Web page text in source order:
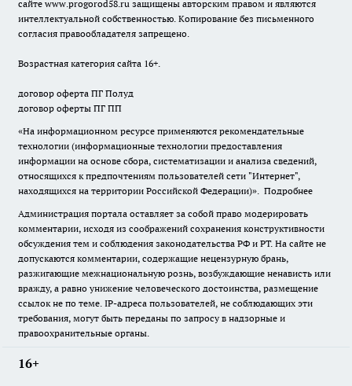
сайте www.progorod58.ru защищены авторским правом и являются
интеллектуальной собственностью. Копирование без письменного
согласия правообладателя запрещено.
Возрастная категория сайта 16+.
договор оферта ПГ Полуд
договор оферты ПГ ПП
«На информационном ресурсе применяются рекомендательные
технологии (информационные технологии предоставления
информации на основе сбора, систематизации и анализа сведений,
относящихся к предпочтениям пользователей сети "Интернет",
находящихся на территории Российской Федерации)». Подробнее
Администрация портала оставляет за собой право модерировать
комментарии, исходя из соображений сохранения конструктивности
обсуждения тем и соблюдения законодательства РФ и РТ. На сайте не
допускаются комментарии, содержащие нецензурную брань,
разжигающие межнациональную рознь, возбуждающие ненависть или
вражду, а равно унижение человеческого достоинства, размещение
ссылок не по теме. IP-адреса пользователей, не соблюдающих эти
требования, могут быть переданы по запросу в надзорные и
правоохранительные органы.
16+